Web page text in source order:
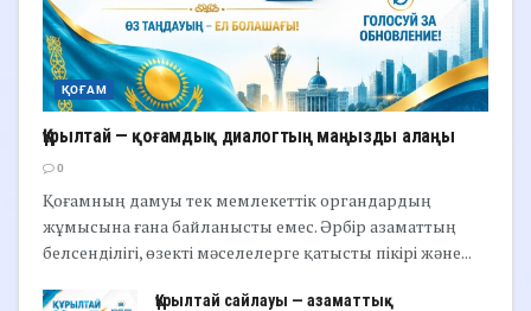
ҚОҒАМ
Құрылтай — қоғамдық диалогтың маңызды алаңы
0
Қоғамның дамуы тек мемлекеттік органдардың
жұмысына ғана байланысты емес. Әрбір азаматтың
белсенділігі, өзекті мәселелерге қатысты пікірі және...
Құрылтай сайлауы — азаматтық